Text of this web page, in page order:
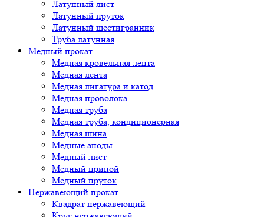
Латунный лист
Латунный пруток
Латунный шестигранник
Труба латунная
Медный прокат
Медная кровельная лента
Медная лента
Медная лигатура и катод
Медная проволока
Медная труба
Медная труба, кондиционерная
Медная шина
Медные аноды
Медный лист
Медный припой
Медный пруток
Нержавеющий прокат
Квадрат нержавеющий